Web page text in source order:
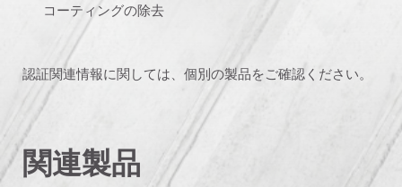
コーティングの除去
認証関連情報に関しては、個別の製品をご確認ください。
関連製品